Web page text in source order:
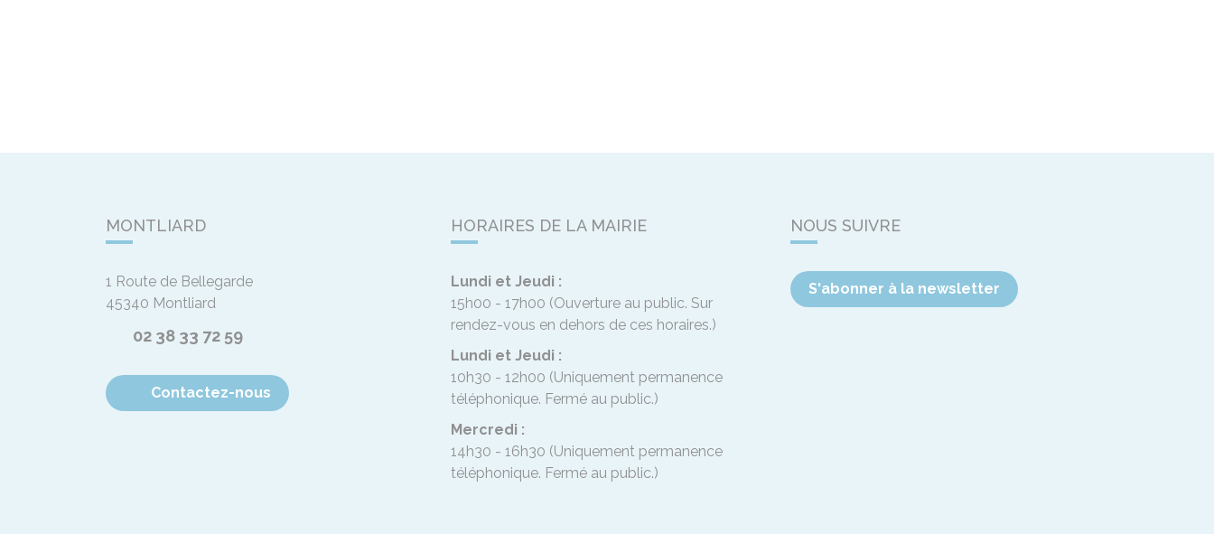
MONTLIARD
1 Route de Bellegarde
45340 Montliard
02 38 33 72 59
Contactez-nous
HORAIRES DE LA MAIRIE
Lundi et Jeudi :
15h00 - 17h00 (Ouverture au public. Sur
rendez-vous en dehors de ces horaires.)
Lundi et Jeudi :
10h30 - 12h00 (Uniquement permanence
téléphonique. Fermé au public.)
Mercredi :
14h30 - 16h30 (Uniquement permanence
téléphonique. Fermé au public.)
NOUS SUIVRE
S'abonner à la newsletter